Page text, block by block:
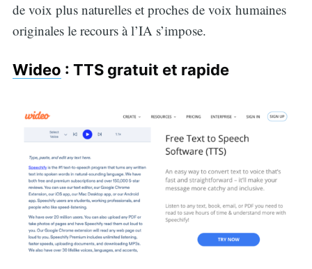
de voix plus naturelles et proches de voix humaines
originales le recours à l’IA s’impose.
Wideo : TTS gratuit et rapide